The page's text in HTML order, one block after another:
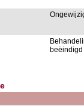
beëindigd